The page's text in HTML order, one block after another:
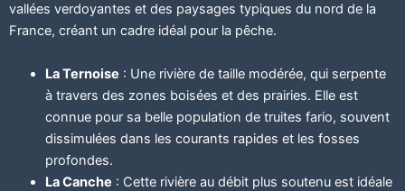
vallées verdoyantes et des paysages typiques du nord de la
France, créant un cadre idéal pour la pêche.
La Ternoise : Une rivière de taille modérée, qui serpente
à travers des zones boisées et des prairies. Elle est
connue pour sa belle population de truites fario, souvent
dissimulées dans les courants rapides et les fosses
profondes.
La Canche : Cette rivière au débit plus soutenu est idéale